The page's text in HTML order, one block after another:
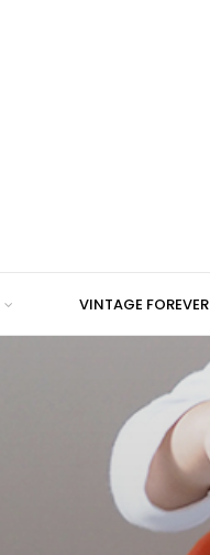
VINTAGE FOREVER